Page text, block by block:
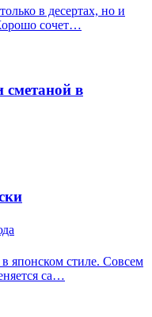
в десертах, но и
сочет…
в
японском стиле. Совсем
са…